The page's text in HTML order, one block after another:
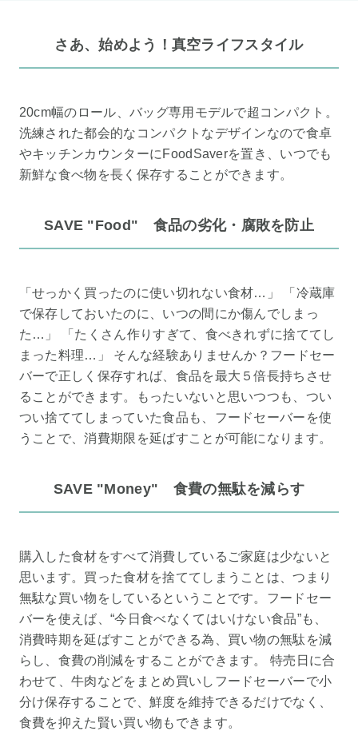
さあ、始めよう！真空ライフスタイル
20cm幅のロール、バッグ専用モデルで超コンパクト。
洗練された都会的なコンパクトなデザインなので食卓
やキッチンカウンターにFoodSaverを置き、いつでも
新鮮な食べ物を長く保存することができます。
SAVE "Food" 食品の劣化・腐敗を防止
「せっかく買ったのに使い切れない食材…」 「冷蔵庫
で保存しておいたのに、いつの間にか傷んでしまっ
た…」 「たくさん作りすぎて、食べきれずに捨ててし
まった料理…」 そんな経験ありませんか？フードセー
バーで正しく保存すれば、食品を最大５倍長持ちさせ
ることができます。もったいないと思いつつも、つい
つい捨ててしまっていた食品も、フードセーバーを使
うことで、消費期限を延ばすことが可能になります。
SAVE "Money" 食費の無駄を減らす
購入した食材をすべて消費しているご家庭は少ないと
思います。買った食材を捨ててしまうことは、つまり
無駄な買い物をしているということです。フードセー
バーを使えば、“今日食べなくてはいけない食品”も、
消費時期を延ばすことができる為、買い物の無駄を減
らし、食費の削減をすることができます。 特売日に合
わせて、牛肉などをまとめ買いしフードセーバーで小
分け保存することで、鮮度を維持できるだけでなく、
食費を抑えた賢い買い物もできます。